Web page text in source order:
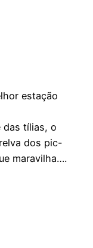
estação
das tílias, o
dos pic-
maravilha….